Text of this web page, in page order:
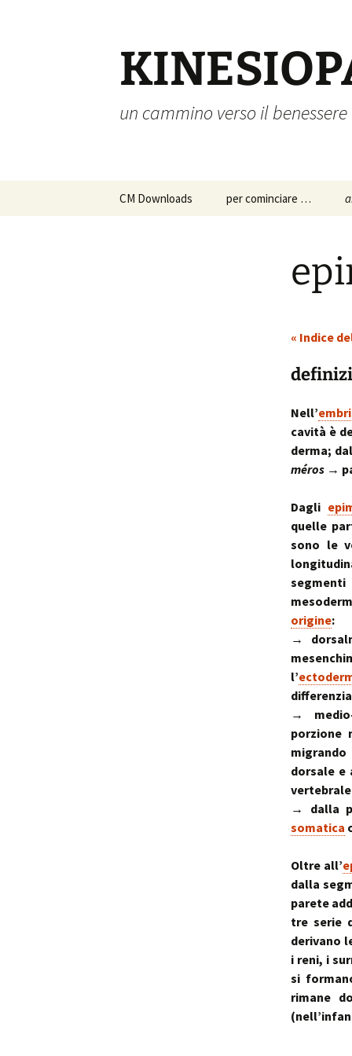
un cammino verso il benessere
CM Downloads per cominciare …
istruzioni per l’uso
« Indice
Nell’
cavità è
derma;
méros →
Dagli
quelle
sono le
origine:
→
l’
→
porzione
dorsale
→ dalla
somatica
Oltre all’
dalla
parete
tre serie
derivano
i reni, i
si
rimane